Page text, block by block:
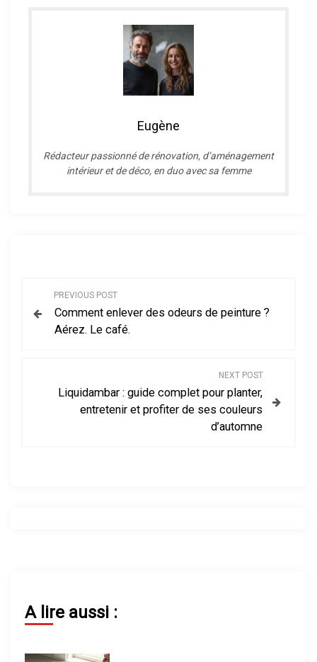
Eugène
Rédacteur passionné de rénovation, d’aménagement
intérieur et de déco, en duo avec sa femme
d
PREVIOUS POST
Comment enlever des odeurs de peinture ?
Aérez. Le café.
NEXT POST
Liquidambar : guide complet pour planter,
entretenir et profiter de ses couleurs
d’automne
A lire aussi :